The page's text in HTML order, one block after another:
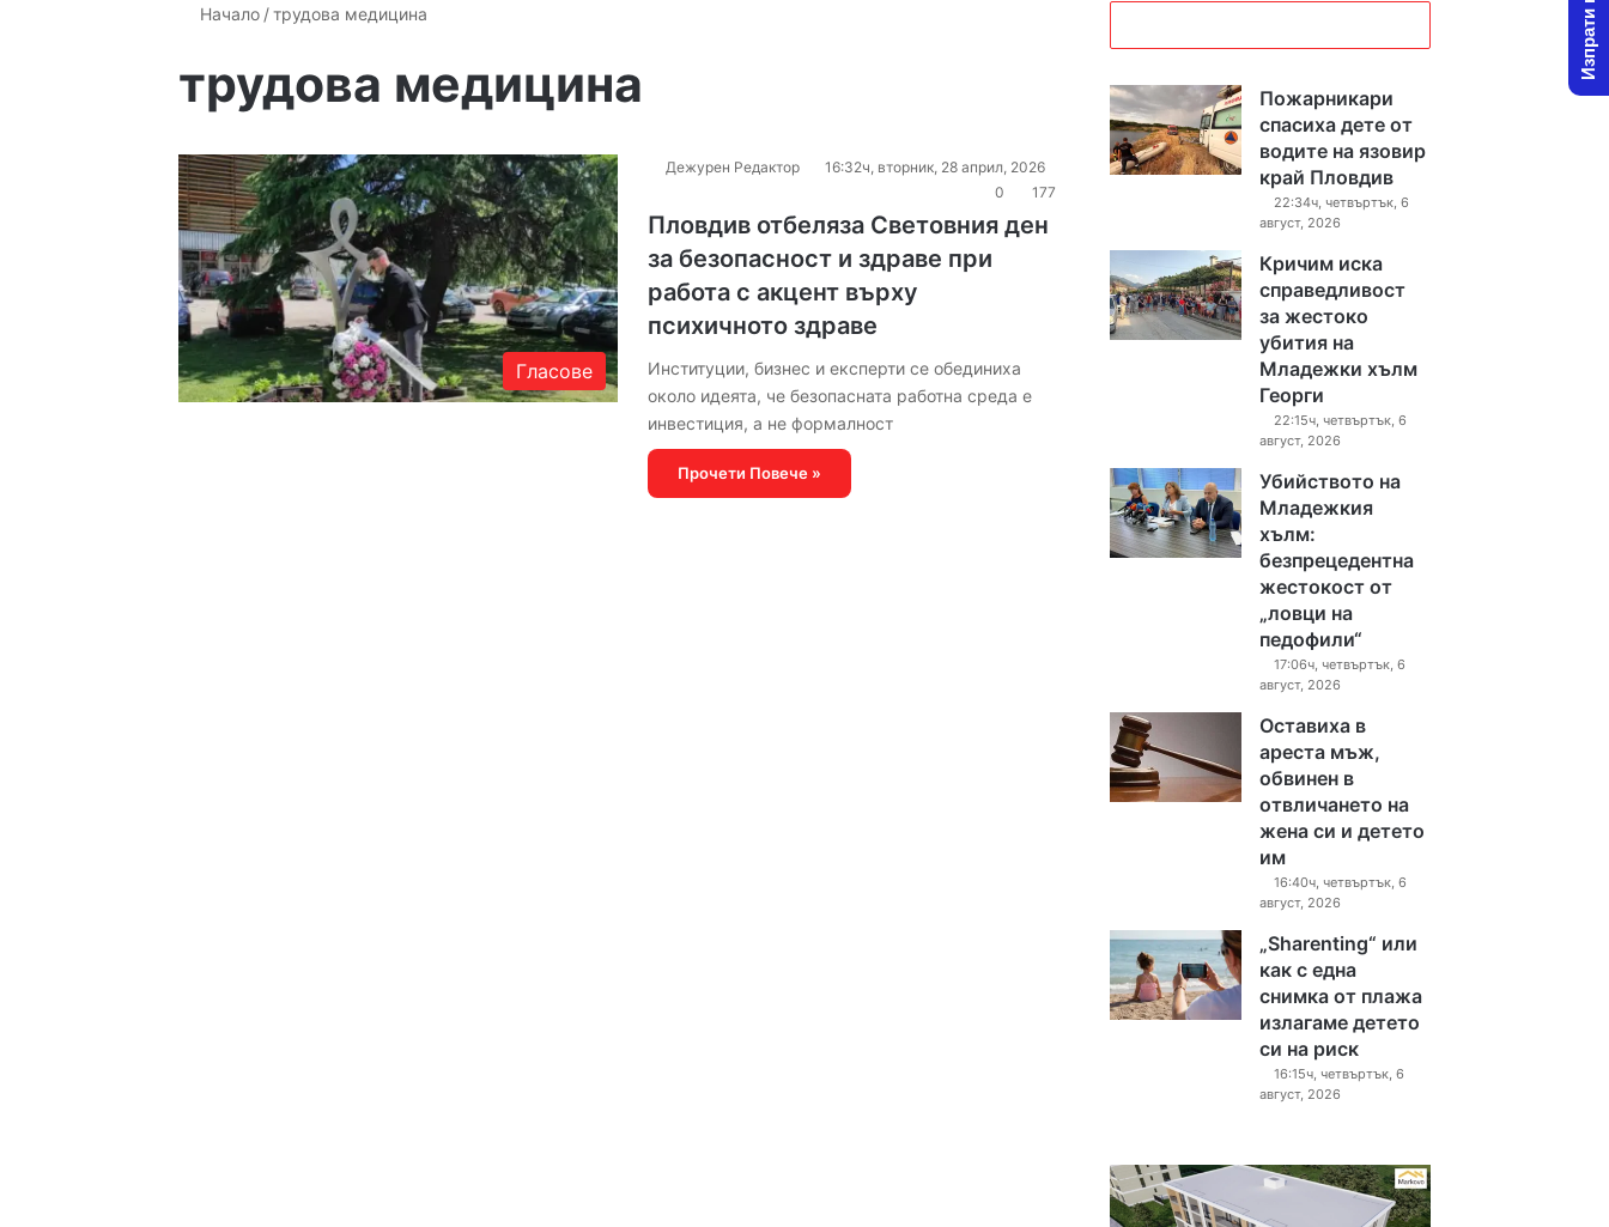
Начало / трудова медицина
трудова медицина
Гласове
Дежурен Редактор
16:32ч, вторник, 28 април, 2026
0
177
Пловдив отбеляза Световния ден
за безопасност и здраве при
работа с акцент върху
психичното здраве
Институции, бизнес и експерти се обединиха
около идеята, че безопасната работна среда е
инвестиция, а не формалност
Прочети Повече »
Пожарникари
спасиха дете от
водите на язовир
край Пловдив
22:34ч, четвъртък, 6
август, 2026
Кричим иска
справедливост
за жестоко
убития на
Младежки хълм
Георги
22:15ч, четвъртък, 6
август, 2026
Убийството на
Младежкия
хълм:
безпрецедентна
жестокост от
„ловци на
педофили“
17:06ч, четвъртък, 6
август, 2026
Оставиха в
ареста мъж,
обвинен в
отвличането на
жена си и детето
им
16:40ч, четвъртък, 6
август, 2026
„Sharenting“ или
как с една
снимка от плажа
излагаме детето
си на риск
16:15ч, четвъртък, 6
август, 2026